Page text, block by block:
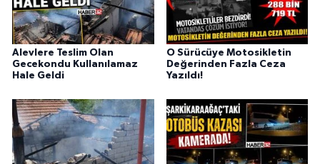
Alevlere Teslim Olan
Gecekondu Kullanılamaz
Hale Geldi
O Sürücüye Motosikletin
Değerinden Fazla Ceza
Yazıldı!